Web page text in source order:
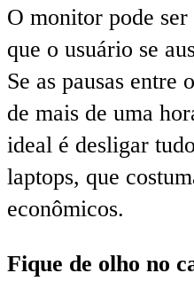
O monitor pode
que o usuário se
Se as pausas entre
de mais de uma
ideal é desligar
laptops, que
econômicos.
Fique de olho no